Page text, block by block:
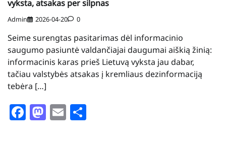
vyksta, atsakas per silpnas
Admin 2026-04-20 0
Seime surengtas pasitarimas dėl informacinio
saugumo pasiuntė valdančiajai daugumai aiškią žinią:
informacinis karas prieš Lietuvą vyksta jau dabar,
tačiau valstybės atsakas į kremliaus dezinformaciją
tebėra […]
Facebook
Mastodon
Email